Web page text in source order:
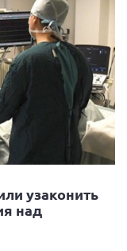
узаконить
над